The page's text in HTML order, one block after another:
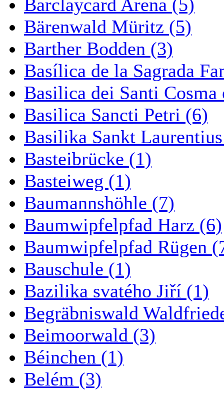
Barclaycard Arena (5)
Bärenwald Müritz (5)
Barther Bodden (3)
Basílica de la Sagrada
Basilica dei Santi
Basilica Sancti Petri (6)
Basilika Sankt
Basteibrücke (1)
Basteiweg (1)
Baumannshöhle (7)
Baumwipfelpfad Harz (6)
Baumwipfelpfad Rügen
Bauschule (1)
Bazilika svatého Jiří (1)
Begräbniswald
Beimoorwald (3)
Béinchen (1)
Belém (3)